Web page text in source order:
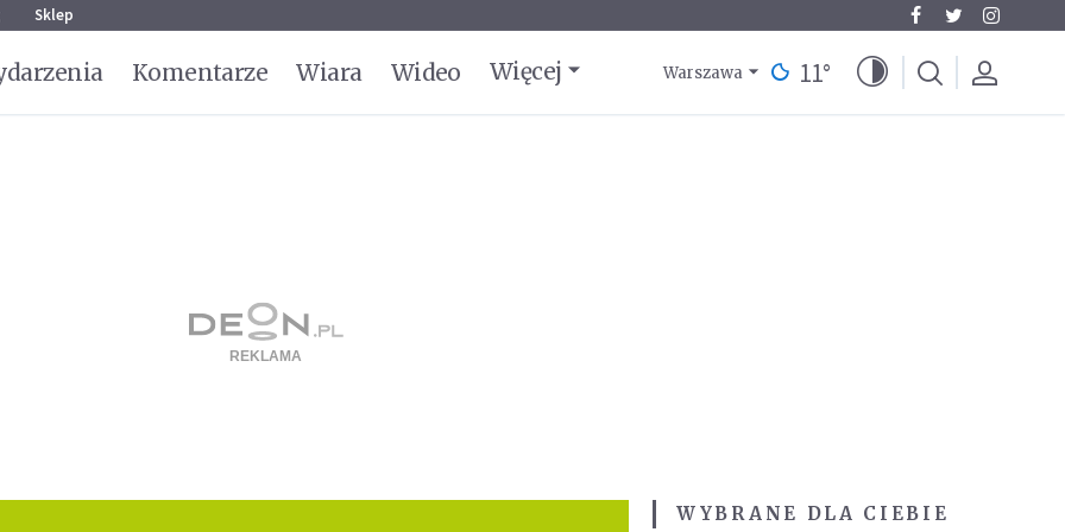
Sklep
Komentarze Wiara Wideo Więcej Warszawa 11°
WYBRANE DLA CIEBIE